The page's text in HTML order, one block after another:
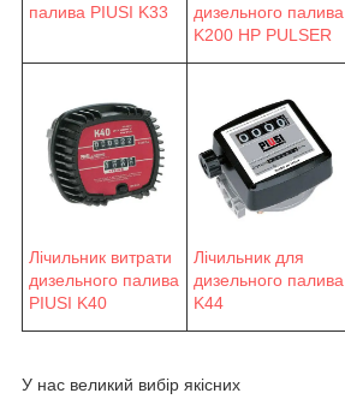
палива PIUSI K33
дизельного палива
K200 HP PULSER
Лічильник витрати
дизельного палива
PIUSI K40
Лічильник для
дизельного палива
K44
У нас великий вибір якісних